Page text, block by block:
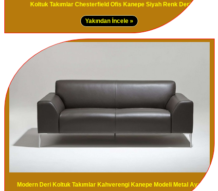
Koltuk Takımlar Chesterfield Ofis Kanepe Siyah Renk Deri
Yakından İncele »
Modern Deri Koltuk Takımlar Kahverengi Kanepe Modeli Metal Ayak